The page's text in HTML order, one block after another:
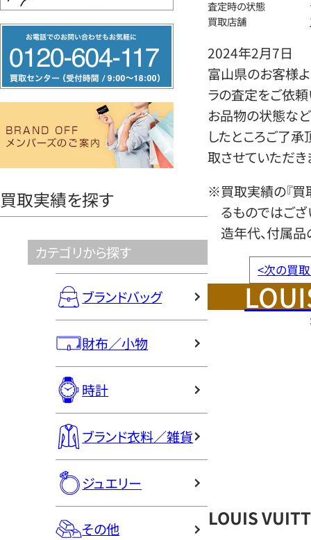
リ
ー
ヤ
買取実績を探す
カテゴリから探す
ブランドバッグ
財布／小物
時計
ブランド衣料／雑貨
ジュエリー
その他
査定時の状態
買取店舗
2024年2月7日
富山県のお客様よ
ラの査定をご依頼
お品物の状態など
したところご了
取させていただき
※買取実績の『買
るものではござ
造年代、付属品
<次の買
LOUIS